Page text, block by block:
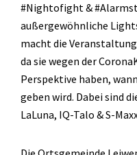
#Nightofight &
außergewöhnliche
macht die
da sie wegen der
Perspektive haben,
geben wird. Dabei sind
LaLuna, IQ-Talo & S-